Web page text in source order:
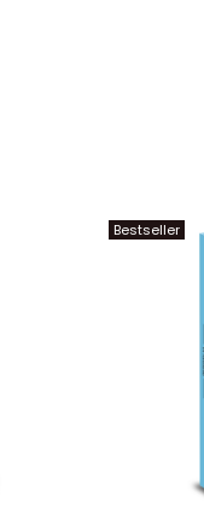
Bestseller